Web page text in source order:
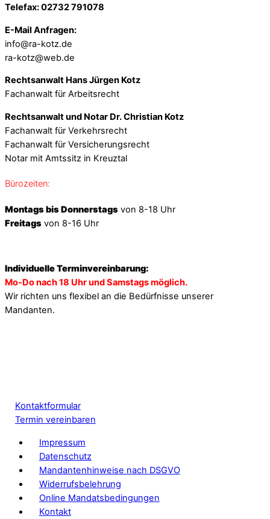
Telefax: 02732 791078
E-Mail Anfragen:
info@ra-kotz.de
ra-kotz@web.de
Rechtsanwalt Hans Jürgen Kotz
Fachanwalt für Arbeitsrecht
Rechtsanwalt und Notar Dr. Christian Kotz
Fachanwalt für Verkehrsrecht
Fachanwalt für Versicherungsrecht
Notar mit Amtssitz in Kreuztal
Bürozeiten:
Montags bis Donnerstags von 8-18 Uhr
Freitags von 8-16 Uhr
Individuelle Terminvereinbarung:
Mo-Do nach 18 Uhr und Samstags möglich.
Wir richten uns flexibel an die Bedürfnisse unserer
Mandanten.
Kontaktformular
Termin vereinbaren
Impressum
Datenschutz
Mandantenhinweise nach DSGVO
Widerrufsbelehrung
Online Mandatsbedingungen
Kontakt